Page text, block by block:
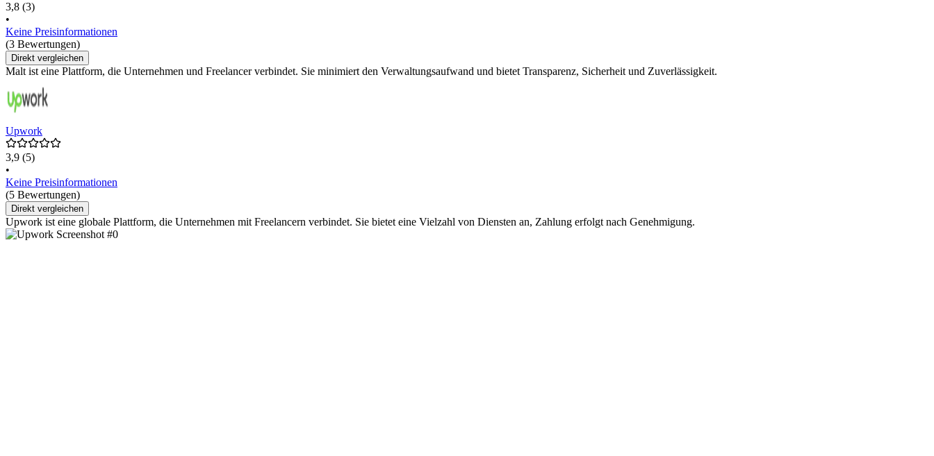
3,8 (3)
•
Keine Preisinformationen
(3 Bewertungen)
Direkt vergleichen
Malt ist eine Plattform, die Unternehmen und Freelancer verbindet. Sie minimiert den Verwaltungsaufwand und bietet Transparenz, Sicherheit und Zuverlässigkeit.
Upwork
3,9 (5)
•
Keine Preisinformationen
(5 Bewertungen)
Direkt vergleichen
Upwork ist eine globale Plattform, die Unternehmen mit Freelancern verbindet. Sie bietet eine Vielzahl von Diensten an, Zahlung erfolgt nach Genehmigung.